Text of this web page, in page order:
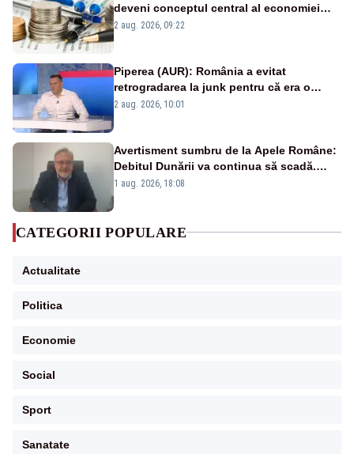
deveni conceptul central al economiei
viitoare?
2 aug. 2026, 09:22
Piperea (AUR): România a evitat
retrogradarea la junk pentru că era o
catastrofă pentru bănci și fondurile de
2 aug. 2026, 10:01
Avertisment sumbru de la Apele Române:
Debitul Dunării va continua să scadă.
Cernavodă s-ar putea închide în 4 zile
1 aug. 2026, 18:08
CATEGORII POPULARE
Actualitate
Politica
Economie
Social
Sport
Sanatate